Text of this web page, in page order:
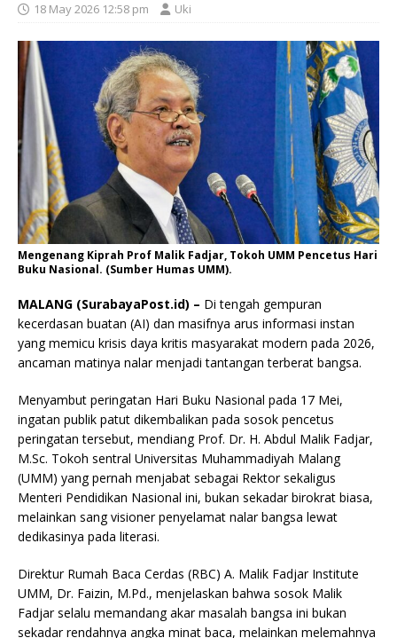
18 May 2026 12:58 pm Uki
Mengenang Kiprah Prof Malik Fadjar, Tokoh UMM Pencetus Hari
Buku Nasional. (Sumber Humas UMM).
MALANG (SurabayaPost.id) – Di tengah gempuran
kecerdasan buatan (AI) dan masifnya arus informasi instan
yang memicu krisis daya kritis masyarakat modern pada 2026,
ancaman matinya nalar menjadi tantangan terberat bangsa.
Menyambut peringatan Hari Buku Nasional pada 17 Mei,
ingatan publik patut dikembalikan pada sosok pencetus
peringatan tersebut, mendiang Prof. Dr. H. Abdul Malik Fadjar,
M.Sc. Tokoh sentral Universitas Muhammadiyah Malang
(UMM) yang pernah menjabat sebagai Rektor sekaligus
Menteri Pendidikan Nasional ini, bukan sekadar birokrat biasa,
melainkan sang visioner penyelamat nalar bangsa lewat
dedikasinya pada literasi.
Direktur Rumah Baca Cerdas (RBC) A. Malik Fadjar Institute
UMM, Dr. Faizin, M.Pd., menjelaskan bahwa sosok Malik
Fadjar selalu memandang akar masalah bangsa ini bukan
sekadar rendahnya angka minat baca, melainkan melemahnya